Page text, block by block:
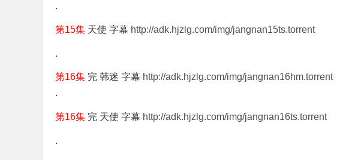
.
第15集 天使 字幕 http://adk.hjzlg.com/img/jangnan15ts.torrent
.
第16集 完 韩迷 字幕 http://adk.hjzlg.com/img/jangnan16hm.torrent
.
第16集 完 天使 字幕 http://adk.hjzlg.com/img/jangnan16ts.torrent
.